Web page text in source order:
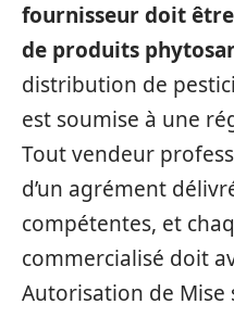
fournisseur doit
de produits
distribution de
est soumise à une
Tout vendeur
d’un agrément
compétentes, et
commercialisé doit
Autorisation de Mise